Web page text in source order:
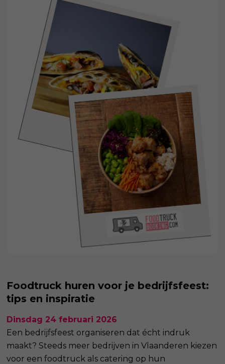
Foodtruck huren voor je bedrijfsfeest:
tips en inspiratie
Dinsdag 24 februari 2026
Een bedrijfsfeest organiseren dat écht indruk
maakt? Steeds meer bedrijven in Vlaanderen kiezen
voor een foodtruck als catering op hun